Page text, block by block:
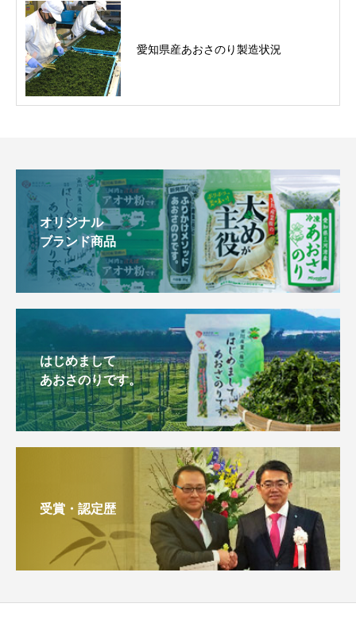
愛知県産あおさのり製造状況
オリジナル
ブランド商品
はじめまして
あおさのりです。
受賞・認定歴